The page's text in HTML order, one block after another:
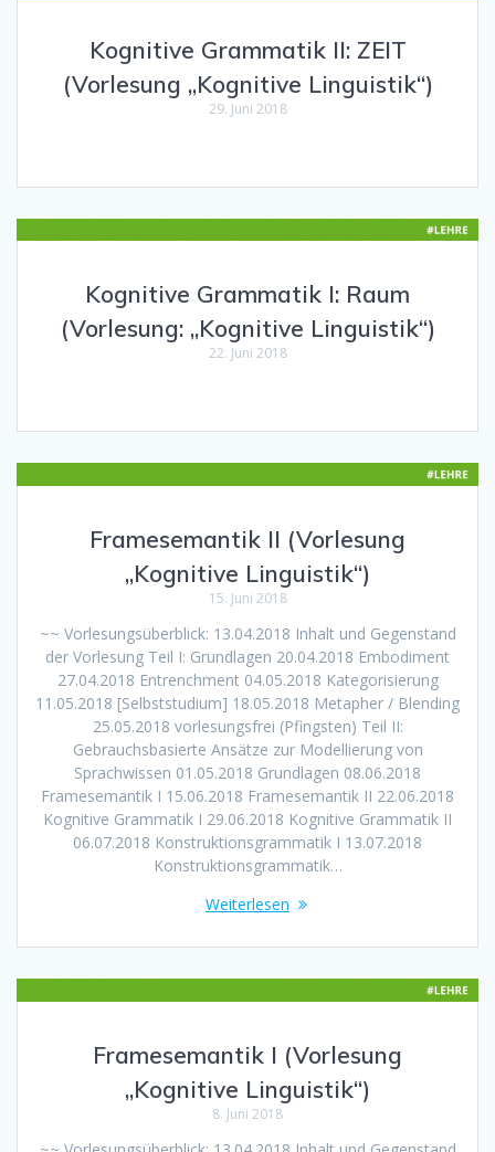
Kognitive Grammatik II: ZEIT
(Vorlesung „Kognitive Linguistik“)
29. Juni 2018
Kognitive Grammatik I: Raum
(Vorlesung: „Kognitive Linguistik“)
22. Juni 2018
Framesemantik II (Vorlesung
„Kognitive Linguistik“)
15. Juni 2018
~~ Vorlesungsüberblick: 13.04.2018 Inhalt und Gegenstand
der Vorlesung Teil I: Grundlagen 20.04.2018 Embodiment
27.04.2018 Entrenchment 04.05.2018 Kategorisierung
11.05.2018 [Selbststudium] 18.05.2018 Metapher / Blending
25.05.2018 vorlesungsfrei (Pfingsten) Teil II:
Gebrauchsbasierte Ansätze zur Modellierung von
Sprachwissen 01.05.2018 Grundlagen 08.06.2018
Framesemantik I 15.06.2018 Framesemantik II 22.06.2018
Kognitive Grammatik I 29.06.2018 Kognitive Grammatik II
06.07.2018 Konstruktionsgrammatik I 13.07.2018
Konstruktionsgrammatik…
Weiterlesen
Framesemantik I (Vorlesung
„Kognitive Linguistik“)
8. Juni 2018